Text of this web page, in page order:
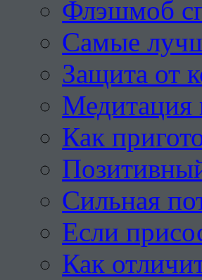
Флэшмоб
Самые
Защита от
Медитация
Как
Сильная
Если
Как